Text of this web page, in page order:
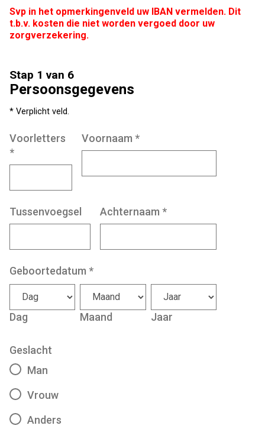
Svp in het opmerkingenveld uw IBAN vermelden. Dit
t.b.v. kosten die niet worden vergoed door uw
zorgverzekering.
Stap 1 van 6
Persoonsgegevens
* Verplicht veld.
Voorletters
*
Voornaam *
Tussenvoegsel Achternaam *
Geboortedatum *
Dag Maand Jaar
Geslacht
Man
Vrouw
Anders